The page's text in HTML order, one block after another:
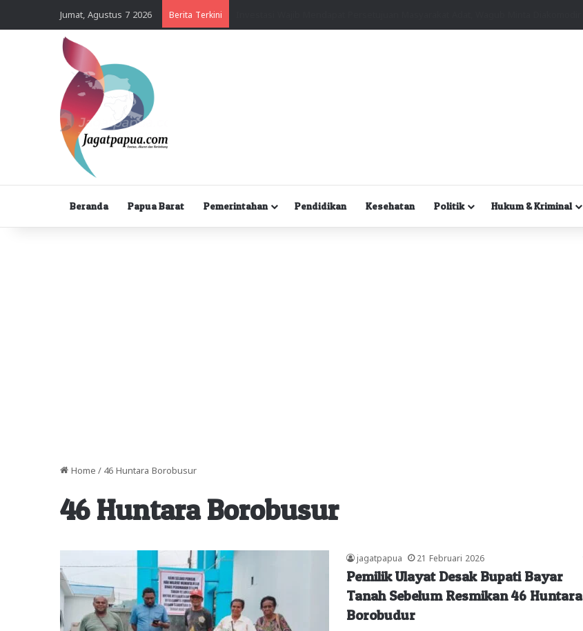
Jumat, Agustus 7 2026 Berita Terkini
Beranda Papua Barat Pemerintahan Pendidikan Kesehatan Politik Hukum & Kriminal
Home / 46 Huntara Borobusur
46 Huntara Borobusur
jagatpapua 21 Februari 2026
Pemilik Ulayat Desak Bupati Bayar
Tanah Sebelum Resmikan 46 Huntara
Borobudur